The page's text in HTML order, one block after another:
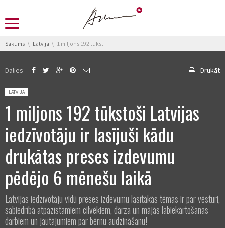
You are here:
Sākums Latvijā 1 miljons 192 tūkstoši Latvijas iedzīvotāju ir lasījuši kādu drukātas preses izdevumu pēdējo 6 mēnešu laikā
Dalies Drukāt
Posted in:
LATVIJĀ
1 miljons 192 tūkstoši Latvijas
iedzīvotāju ir lasījuši kādu
drukātas preses izdevumu
pēdējo 6 mēnešu laikā
Latvijas iedzīvotāju vidū preses izdevumu lasītākās tēmas ir par vēsturi,
sabiedrībā atpazīstamiem cilvēkiem, dārza un mājās labiekārtošanas
darbiem un jautājumiem par bērnu audzināšanu!